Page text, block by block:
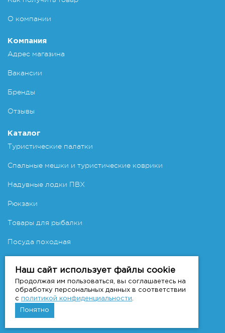
О компании
Компания
Адрес магазина
Вакансии
Бренды
Отзывы
Каталог
Туристические палатки
Спальные мешки и туристические коврики
Надувные лодки ПВХ
Рюкзаки
Товары для рыбалки
Посуда походная
Мы в социальных сетях
Наш сайт использует файлы cookie
Продолжая им пользоваться, вы соглашаетесь на
обработку персональных данных в соответствии
с политикой конфиденциальности
Понятно